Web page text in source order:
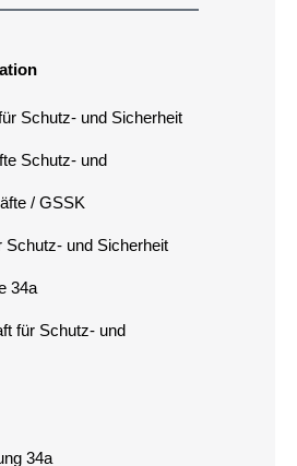
Schutz- und Sicherheit
Schutz- und
/ GSSK
Schutz- und Sicherheit
34a
für Schutz- und
34a